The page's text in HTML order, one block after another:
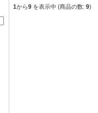
1から9 を表示中 (商品の数: 9)